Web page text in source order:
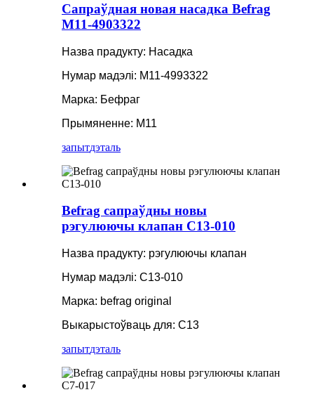
Сапраўдная новая насадка Befrag
M11-4903322
Назва прадукту: Насадка
Нумар мадэлі: M11-4993322
Марка: Бефраг
Прымяненне: M11
запытдэталь
Befrag сапраўдны новы
рэгулюючы клапан C13-010
Назва прадукту: рэгулюючы клапан
Нумар мадэлі: C13-010
Марка: befrag original
Выкарыстоўваць для: C13
запытдэталь